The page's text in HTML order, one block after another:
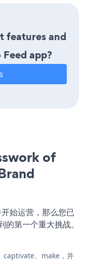
features and
app?
of
始运营，那么您已
第一个重大挑战。
、make，并